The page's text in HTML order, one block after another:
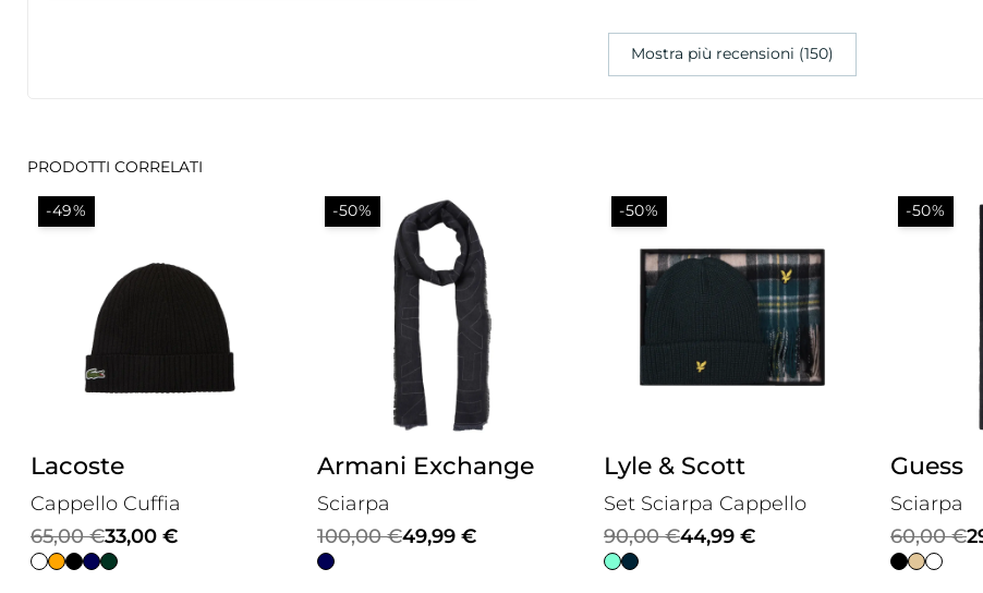
Mostra più recensioni (150)
PRODOTTI CORRELATI
-49%
Lacoste
Cappello Cuffia
65,00€
Il
prezzo
33,00 €
Il
prezzo
-50%
Armani Exchange
Sciarpa
100,00€
Il
prezzo
49,99 €
Il
prezzo
-50%
Lyle & Scott
Set Sciarpa Cappello
90,00€
Il
prezzo
44,99 €
Il
prezzo
-50%
Guess
Sciarpa
60,00€
Il
prezzo
Il
prezzo